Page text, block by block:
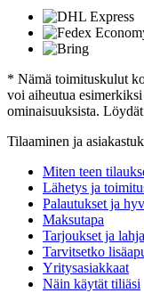
* Nämä toimituskulut
voi aiheutua
ominaisuuksista.
Tilaaminen ja
Miten teen
Lähetys ja
Palautukset ja
Maksutapa
Tarjoukset ja
Tarvitsetko
Yritysasiakkaat
Näin käytät tiliäsi